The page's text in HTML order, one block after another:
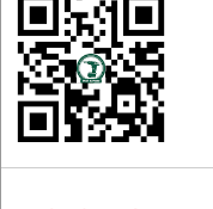
Máy khoan Bosch
GSB 16RE (750W)
Giá: 1850000
Động cơ xăng Honda